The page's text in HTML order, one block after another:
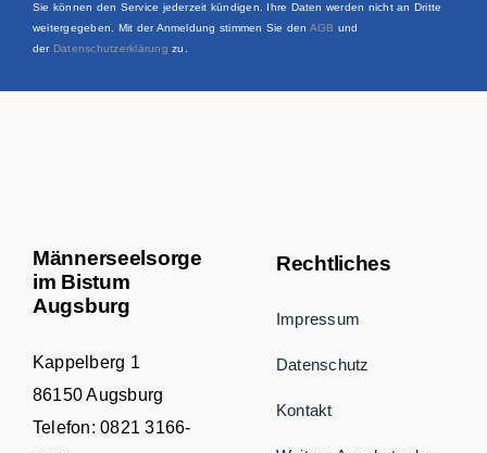
Sie können den Service jederzeit kündigen. Ihre Daten werden nicht an Dritte
weitergegeben. Mit der Anmeldung stimmen Sie den AGB und
der Datenschutzerklärung zu.
Männerseelsorge
im Bistum
Augsburg
Kappelberg 1
86150 Augsburg
Telefon:0821 3166-
Rechtliches
Impressum
Datenschutz
Kontakt